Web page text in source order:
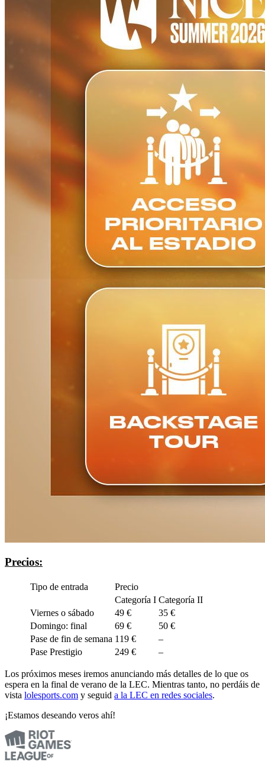
Precios:
Tipo de entrada
Precio
Categoría I Categoría II
Viernes o sábado
49 €
35 €
Domingo: final
69 €
50 €
Pase de fin de semana 119 €
–
Pase Prestigio
249 € –
Los próximos meses iremos anunciando más detalles de lo que os
espera en la final de verano de la LEC. Mientras tanto, no perdáis de
vista lolesports.com y seguid a la LEC en redes sociales.
¡Estamos deseando veros ahí!